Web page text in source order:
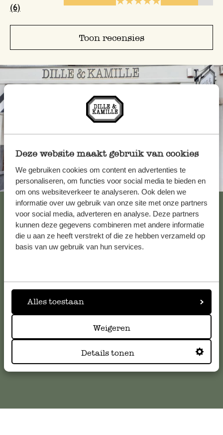
Deze website maakt gebruik van cookies
We gebruiken cookies om content en advertenties te
personaliseren, om functies voor social media te bieden en
om ons websiteverkeer te analyseren. Ook delen we
informatie over uw gebruik van onze site met onze partners
voor social media, adverteren en analyse. Deze partners
kunnen deze gegevens combineren met andere informatie
die u aan ze heeft verstrekt of die ze hebben verzameld op
basis van uw gebruik van hun services.
Alles toestaan
Weigeren
Details tonen
(6)
Toon recensies
Altijd in de buurt
Bekijk alle 62 winkels
Klantenservice
klantenservice. Of bekijk hier het antwoord op de
klantenservice@dille-kamille.com
Online Klantenservice
9 november 2024
Enkel een score, geen toelichting